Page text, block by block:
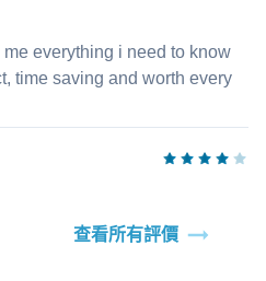
everything i need to know
time saving and worth every
查看所有評價